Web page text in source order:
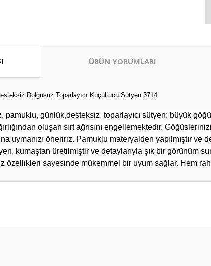
ÜRÜN YORUMLARI
Dolgusuz Toparlayıcı Küçültücü Sütyen 3714
günlük,desteksiz, toparlayıcı sütyen; büyük
oluşan sırt ağrısını engellemektedir.
uymanızı öneririz. Pamuklu materyalden yapılmıştır
kumaştan üretilmiştir ve detaylarıyla şık bir görünüm
özellikleri sayesinde mükemmel bir uyum sağlar. Hem